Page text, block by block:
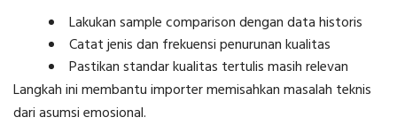
Lakukan sample comparison dengan data historis
Catat jenis dan frekuensi penurunan kualitas
Pastikan standar kualitas tertulis masih relevan
Langkah ini membantu importer memisahkan masalah teknis
dari asumsi emosional.